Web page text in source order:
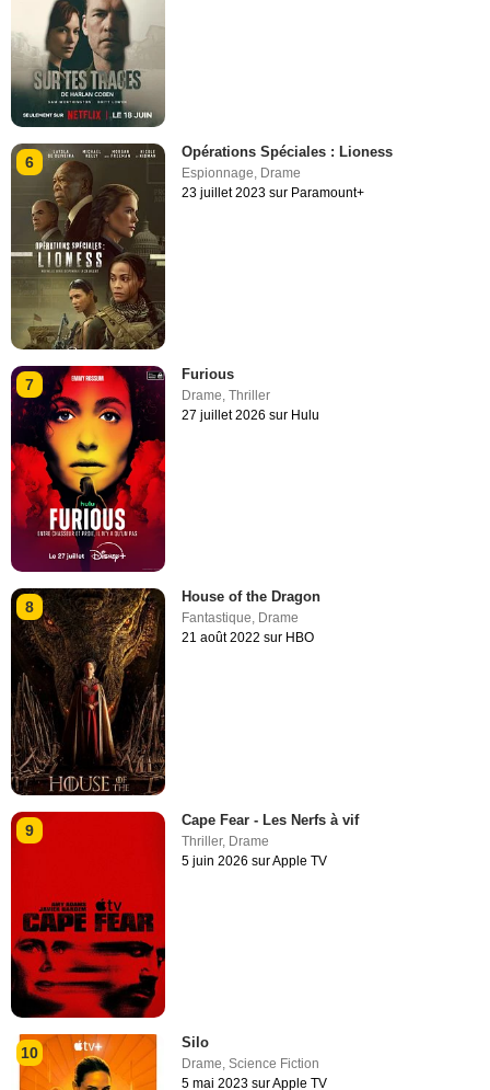
6
Opérations Spéciales : Lioness
Espionnage Drame
23 juillet 2023 sur Paramount+
7
Furious
Drame,Thriller
27 juillet 2026 sur Hulu
8
House of the Dragon
Fantastique, Drame
21 août 2022 sur HBO
9
Cape Fear - Les Nerfs à vif
Thriller, Drame
5 juin 2026 sur Apple TV
10
Silo
Drame,Science Fiction
5 mai 2023 sur Apple TV